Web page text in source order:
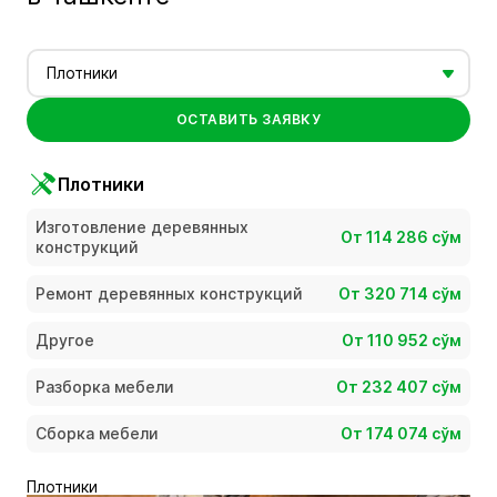
Плотники
ОСТАВИТЬ ЗАЯВКУ
Плотники
Изготовление деревянных
конструкций
От 114 286 сўм
Ремонт деревянных конструкций От 320 714 сўм
Другое От 110 952 сўм
Разборка мебели От 232 407 сўм
Сборка мебели От 174 074 сўм
Плотники